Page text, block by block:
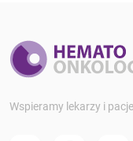
Wspieramy lekarzy i